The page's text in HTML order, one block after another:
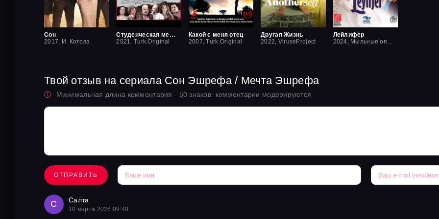
Сон
2017, И. Котова
Студенческая мечта
2021, Turk.Original
Какой с меня отец
2007, Turk.Original
Другая Жизнь
2022, ViruseProject
Лейлифер
Твой отзыв на сериала Сон Эшрефа / Мечта Эшрефа
Минимальная длина комментария - 50 знаков. комментарии модерируются
ОТПРАВИТЬ
С Салта
10 марта 2026 09:40